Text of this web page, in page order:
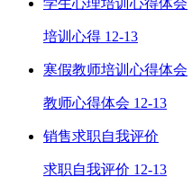
学生心理培训心得体会
培训心得 12-13
寒假教师培训心得体会
教师心得体会 12-13
销售求职自我评价
求职自我评价 12-13